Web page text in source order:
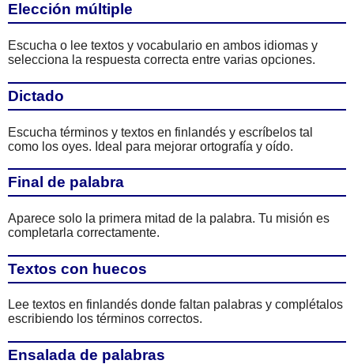
Elección múltiple
Escucha o lee textos y vocabulario en ambos idiomas y
selecciona la respuesta correcta entre varias opciones.
Dictado
Escucha términos y textos en finlandés y escríbelos tal
como los oyes. Ideal para mejorar ortografía y oído.
Final de palabra
Aparece solo la primera mitad de la palabra. Tu misión es
completarla correctamente.
Textos con huecos
Lee textos en finlandés donde faltan palabras y complétalos
escribiendo los términos correctos.
Ensalada de palabras